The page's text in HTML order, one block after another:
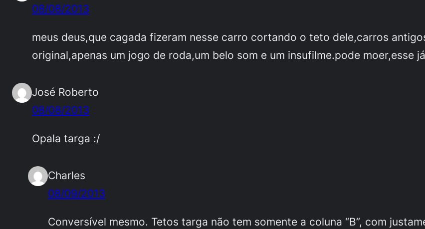
08/08/2013
meus deus,que cagada fizeram nesse carro cortando o teto dele,carros
original,apenas um jogo de roda,um belo som e um insufilme.pode moer,esse
José Roberto
08/08/2013
Opala targa :/
Charles
08/09/2013
Conversível mesmo. Tetos targa não tem somente a coluna “B”, com